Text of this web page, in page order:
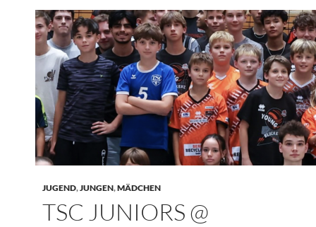
JUGEND,JUNGEN,MÄDCHEN
TSC JUNIORS @